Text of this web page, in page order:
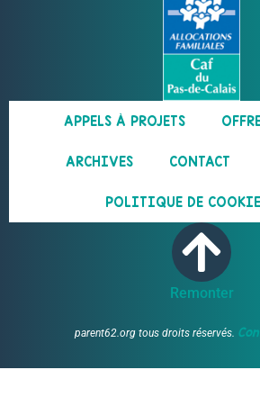
APPELS À PROJETS
ARCHIVES CONTACT
POLITIQUE DE
Remonter
parent62.org tous droits réservés.